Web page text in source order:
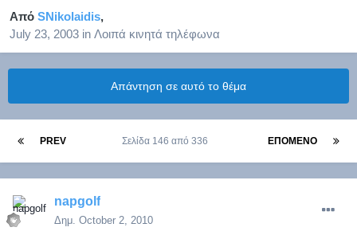
Από SNikolaidis,
July 23, 2003 in Λοιπά κινητά τηλέφωνα
Απάντηση σε αυτό το θέμα
PREV ΕΠΌΜΕΝΟ
Σελίδα 146 από 336
napgolf
Δημ. October 2, 2010